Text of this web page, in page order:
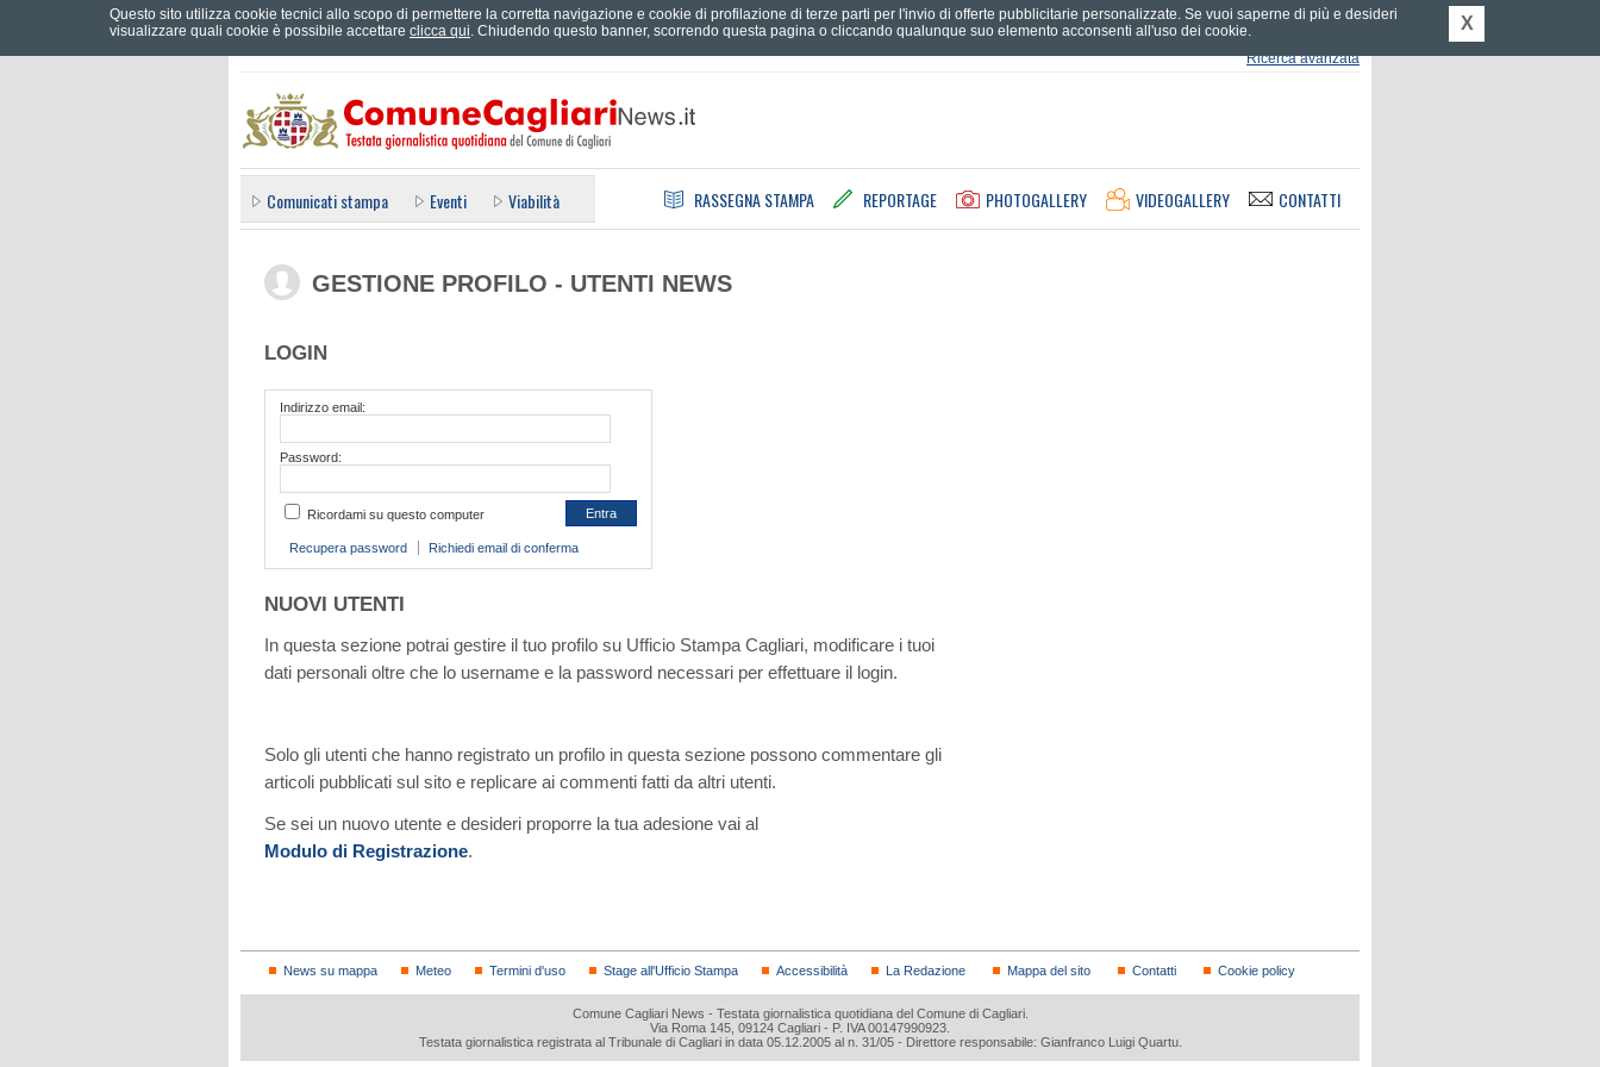
Ricerca avanzata
Effettua il login
Comunicati stampa Eventi Viabilità RASSEGNA STAMPA REPORTAGE PHOTOGALLERY VIDEOGALLERY CONTATTI
GESTIONE PROFILO - UTENTI NEWS
LOGIN
Indirizzo email:
Password:
Ricordami su questo computer
Recupera password Richiedi email di conferma
NUOVI UTENTI
In questa sezione potrai gestire il tuo profilo su Ufficio Stampa Cagliari, modificare i tuoi
dati personali oltre che lo username e la password necessari per effettuare il login.
Solo gli utenti che hanno registrato un profilo in questa sezione possono commentare gli
articoli pubblicati sul sito e replicare ai commenti fatti da altri utenti.
Se sei un nuovo utente e desideri proporre la tua adesione vai al
Modulo di Registrazione.
News su mappa Meteo Termini d'uso Stage all'Ufficio Stampa Accessibilità La Redazione Mappa del sito Contatti Cookie policy
Comune Cagliari News - Testata giornalistica quotidiana del Comune di Cagliari.
Via Roma 145, 09124 Cagliari - P. IVA 00147990923.
Testata giornalistica registrata al Tribunale di Cagliari in data 05.12.2005 al n. 31/05 - Direttore responsabile: Gianfranco Luigi Quartu.
Questo sito utilizza cookie tecnici allo scopo di permettere la corretta navigazione e cookie di profilazione di terze parti per l'invio di offerte pubblicitarie personalizzate. Se vuoi saperne di più e desideri
visualizzare quali cookie è possibile accettare clicca qui. Chiudendo questo banner, scorrendo questa pagina o cliccando qualunque suo elemento acconsenti all'uso dei cookie. X